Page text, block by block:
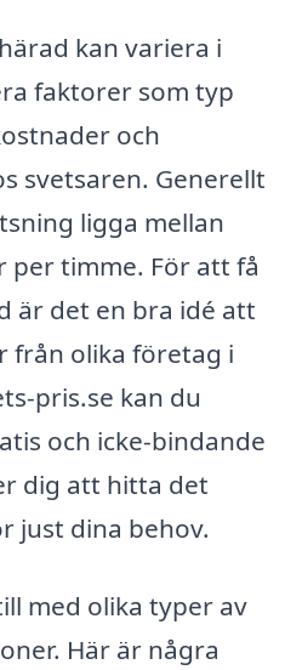
kan variera i
faktorer som typ
och
svetsaren. Generellt
ligga mellan
per timme. För att få
är det en bra idé att
från olika företag i
pris.se kan du
och icke-bindande
dig att hitta det
just dina behov.
med olika typer av
Här är några